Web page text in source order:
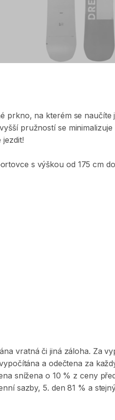
prkno​​​​,​ na kterém se naučíte
vyšší pružností se minimalizuje
jezdit!
s výškou od 175 cm do
vratná či jiná záloha. Za
a odečtena za
snížena o 10 % z ceny
sazby, 5. den 81 % a